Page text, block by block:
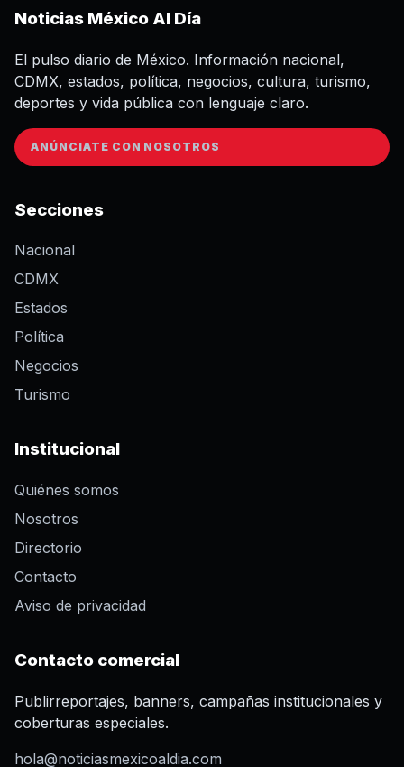
Noticias México Al Día
El pulso diario de México. Información nacional,
CDMX, estados, política, negocios, cultura, turismo,
deportes y vida pública con lenguaje claro.
ANÚNCIATE CON NOSOTROS
Secciones
Nacional
CDMX
Estados
Política
Negocios
Turismo
Institucional
Quiénes somos
Nosotros
Directorio
Contacto
Aviso de privacidad
Contacto comercial
Publirreportajes, banners, campañas institucionales y
coberturas especiales.
hola@noticiasmexicoaldia.com